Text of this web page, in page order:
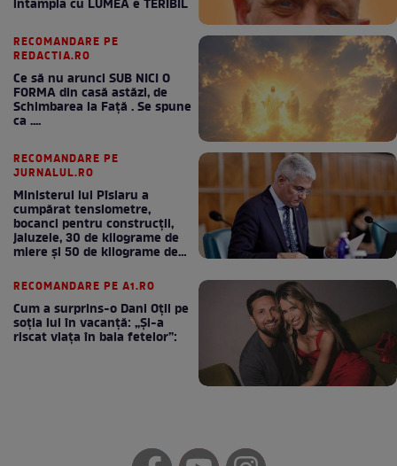
intampla cu LUMEA e TERIBIL
RECOMANDARE PE
REDACTIA.RO
Ce să nu arunci SUB NICI O
FORMA din casă astăzi, de
Schimbarea la Față . Se spune
ca ....
RECOMANDARE PE
JURNALUL.RO
Ministerul lui Pîslaru a
cumpărat tensiometre,
bocanci pentru construcții,
jaluzele, 30 de kilograme de
miere și 50 de kilograme de
RECOMANDARE PE A1.RO
Cum a surprins-o Dani Oțil pe
soția lui în vacanță: „Și-a
riscat viața în baia fetelor”: